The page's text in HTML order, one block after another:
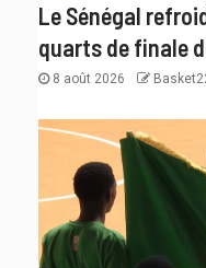
Le Sénégal
quarts de finale
8 août 2026